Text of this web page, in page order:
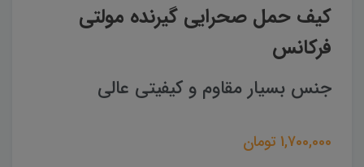
کیف حمل صحرایی گیرنده مولتی
فرکانس
جنس بسیار مقاوم و کیفیتی عالی
1,700,000 تومان